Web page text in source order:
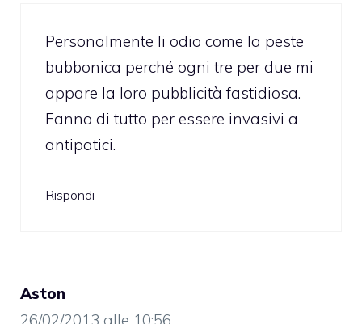
Personalmente li odio come la peste
bubbonica perché ogni tre per due mi
appare la loro pubblicità fastidiosa.
Fanno di tutto per essere invasivi a
antipatici.
Rispondi
Aston
26/02/2013 alle 10:56